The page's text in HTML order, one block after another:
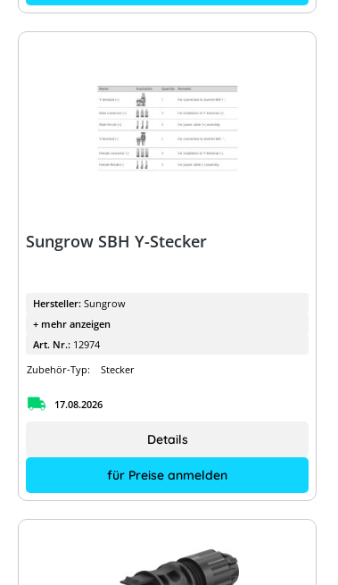
Sungrow SBH Y-Stecker
Hersteller: Sungrow
+ mehr anzeigen
Art. Nr.: 12974
Zubehör-Typ:
Stecker
17.08.2026
für Preise anmelden
Details